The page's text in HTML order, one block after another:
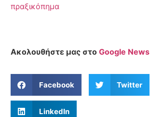
πραξικόπημα
Ακολουθήστε μας στοGoogle News
Facebook Twitter
LinkedIn